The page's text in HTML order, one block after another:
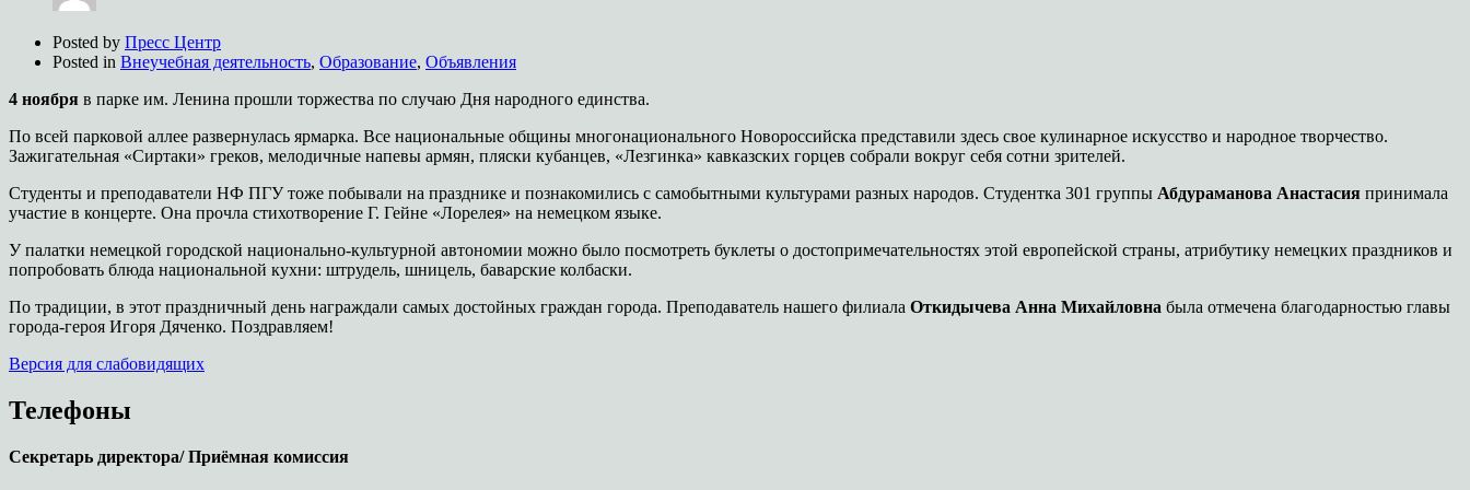
Posted by Пресс Центр
Posted in Внеучебная деятельность, Образование, Объявления
4 ноября в парке им. Ленина прошли торжества по случаю Дня народного единства.
По всей парковой аллее развернулась ярмарка. Все национальные общины многонационального Новороссийска представили здесь свое кулинарное искусство и народное творчество.
Зажигательная «Сиртаки» греков, мелодичные напевы армян, пляски кубанцев, «Лезгинка» кавказских горцев собрали вокруг себя сотни зрителей.
Студенты и преподаватели НФ ПГУ тоже побывали на празднике и познакомились с самобытными культурами разных народов. Студентка 301 группы Абдураманова Анастасия принимала
участие в концерте. Она прочла стихотворение Г. Гейне «Лорелея» на немецком языке.
У палатки немецкой городской национально-культурной автономии можно было посмотреть буклеты о достопримечательностях этой европейской страны, атрибутику немецких праздников и
попробовать блюда национальной кухни: штрудель, шницель, баварские колбаски.
По традиции, в этот праздничный день награждали самых достойных граждан города. Преподаватель нашего филиала Откидычева Анна Михайловна была отмечена благодарностью главы
города-героя Игоря Дяченко. Поздравляем!
Версия для слабовидящих
Телефоны
Секретарь директора/ Приёмная комиссия